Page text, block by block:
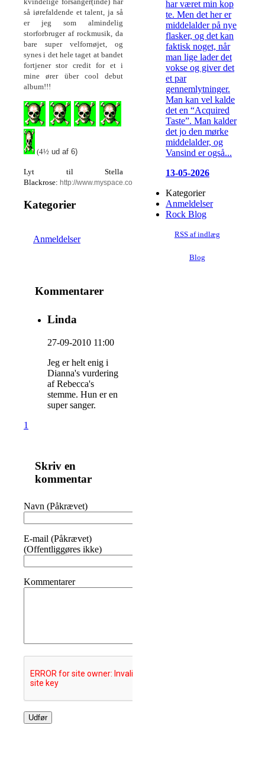
så iørefaldende et talent, ja så
er jeg som almindelig
storforbruger af rockmusik, da
bare super velfornøjet, og
synes i det hele taget at bandet
fortjener stor credit for et i
mine ører über cool debut
album!!!
(4½ ud af 6)
Lyt til Stella
Blackrose: http://www.myspace.com/stellablackrose
Kategorier
Anmeldelser
Kommentarer
Linda
27-09-2010 11:00
Jeg er helt enig i
Dianna's vurdering
af Rebecca's
stemme. Hun er en
super sanger.
1
Skriv en
kommentar
Navn (Påkrævet)
E-mail (Påkrævet)
(Offentliggøres ikke)
Kommentarer
har været min kop
te. Men det her er
middelalder på nye
flasker, og det kan
faktisk noget, når
man lige lader det
vokse og giver det
et par
gennemlytninger.
Man kan vel kalde
det en “Acquired
Taste”. Man kalder
det jo den mørke
middelalder, og
Vansind er også...
13-05-2026
Kategorier
Anmeldelser
Rock Blog
RSS af indlæg
Blog